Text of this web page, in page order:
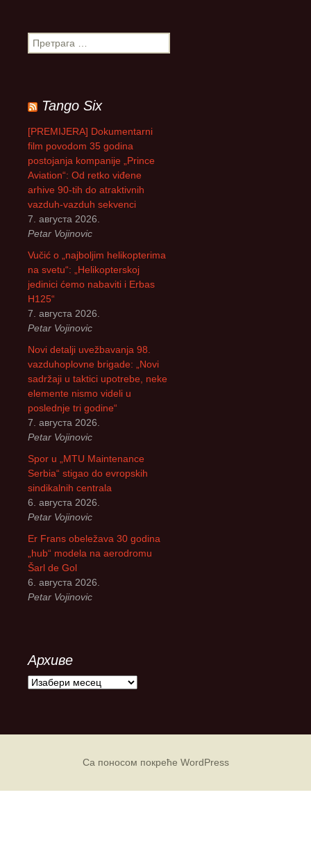
П
р
а
г
а
а
Tango Six
[PREMIJERA] Dokumentarni
film povodom 35 godina
postojanja kompanije „Prince
Aviation“: Od retko viđene
arhive 90-tih do atraktivnih
vazduh-vazduh sekvenci
7. августа 2026.
Petar Vojinovic
Vučić o „najboljim helikopterima
na svetu“: „Helikopterskoj
jedinici ćemo nabaviti i Erbas
H125“
7. августа 2026.
Petar Vojinovic
Novi detalji uvežbavanja 98.
vazduhoplovne brigade: „Novi
sadržaji u taktici upotrebe, neke
elemente nismo videli u
poslednje tri godine“
7. августа 2026.
Petar Vojinovic
Spor u „MTU Maintenance
Serbia“ stigao do evropskih
sindikalnih centrala
6. августа 2026.
Petar Vojinovic
Er Frans obeležava 30 godina
„hub“ modela na aerodromu
Šarl de Gol
6. августа 2026.
Petar Vojinovic
Архиве
А
Са поносом покреће WordPress